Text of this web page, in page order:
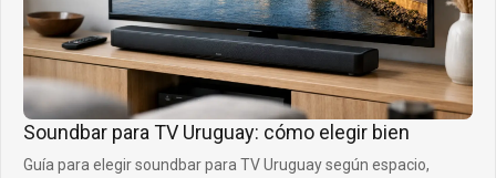
Soundbar para TV Uruguay: cómo elegir bien
Guía para elegir soundbar para TV Uruguay según espacio,